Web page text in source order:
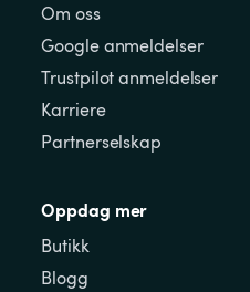
Om oss
Google anmeldelser
Trustpilot anmeldelser
Karriere
Partnerselskap
Oppdag mer
Butikk
Blogg